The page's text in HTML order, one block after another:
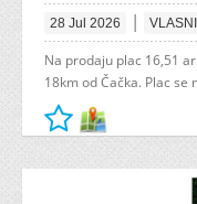
28 Jul 2026 |
Na prodaju plac 16,51
18km od Čačka. Plac